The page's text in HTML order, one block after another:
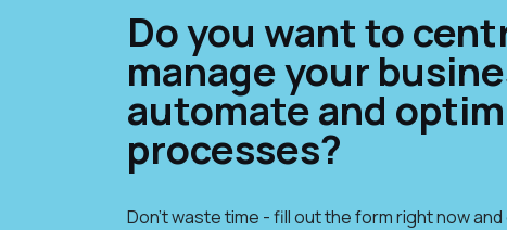
Do you want to
manage your
automate and
processes?
Don't waste time - fill out the form right now and